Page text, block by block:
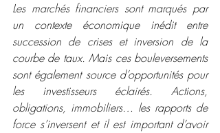
Les marchés financiers sont marqués par
un contexte économique inédit entre
succession de crises et inversion de la
courbe de taux. Mais ces bouleversements
sont également source d’opportunités pour
les investisseurs éclairés. Actions,
obligations, immobiliers… les rapports de
force s’inversent et il est important d’avoir